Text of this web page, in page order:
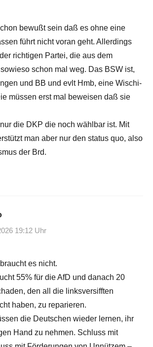
bewußt sein daß es ohne eine
führt nicht voran geht. Allerdings
richtigen Partei, die aus dem
schon mal weg. Das BSW ist,
und BB und evlt Hmb, eine Wischi-
müssen erst mal beweisen daß sie
die DKP die noch wählbar ist. Mit
man aber nur den status quo, also
der Brd.
19:12 Uhr
es nicht.
55% für die AfD und danach 20
den all die linksversifften
haben, zu reparieren.
die Deutschen wieder lernen, ihr
Hand zu nehmen. Schluss mit